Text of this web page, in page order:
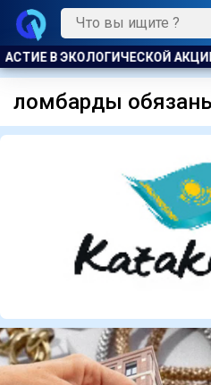
В ЭКОЛОГИЧЕСКОЙ АКЦИИ
ломбарды